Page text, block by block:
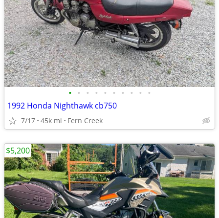
• • • • • • • • • •
1992 Honda Nighthawk cb750
7/17 45k mi Fern Creek
$5,200